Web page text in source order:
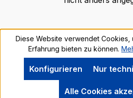
Diese Website verwendet Cookies,
Erfahrung bieten zu können.
Nur
Konfigurieren
Alle Cookies